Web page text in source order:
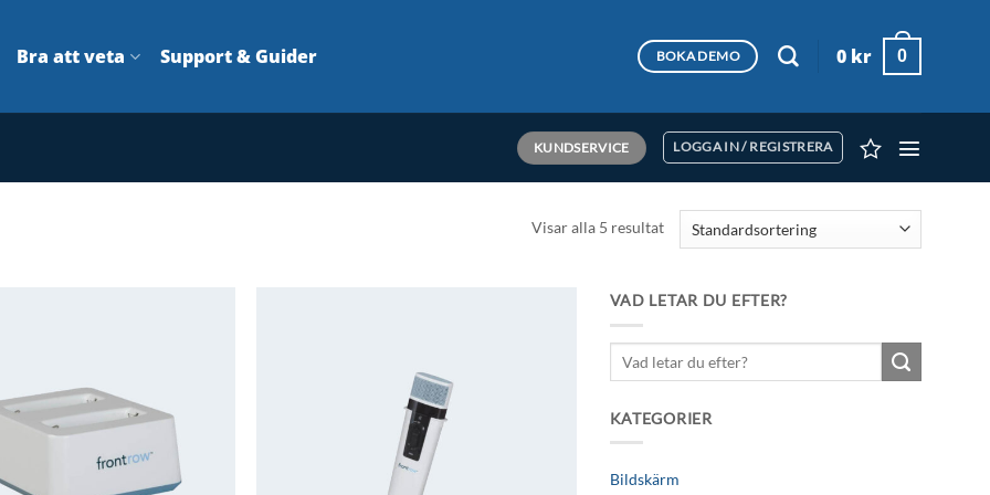
Bra att veta Support & Guider BOKA DEMO 0 kr 0
KUNDSERVICE LOGGA IN / REGISTRERA
Visar alla 5 resultat
VAD LETAR DU EFTER?
KATEGORIER
Bildskärm